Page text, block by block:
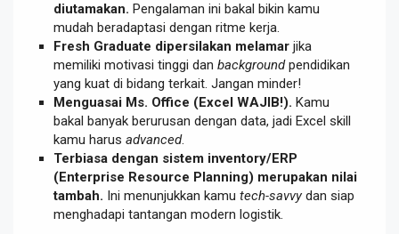
diutamakan. Pengalaman ini bakal bikin kamu
mudah beradaptasi dengan ritme kerja.
Fresh Graduate dipersilakan melamar jika
memiliki motivasi tinggi dan backgroundpendidikan
yang kuat di bidang terkait. Jangan minder!
Menguasai Ms. Office (Excel WAJIB!). Kamu
bakal banyak berurusan dengan data, jadi Excel skill
kamu harus advanced.
Terbiasa dengan sistem inventory/ERP
(Enterprise Resource Planning) merupakan nilai
tambah. Ini menunjukkan kamu tech-savvydan siap
menghadapi tantangan modern logistik.